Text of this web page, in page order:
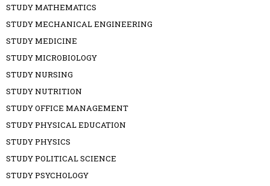
STUDY MATHEMATICS
STUDY MECHANICAL ENGINEERING
STUDY MEDICINE
STUDY MICROBIOLOGY
STUDY NURSING
STUDY NUTRITION
STUDY OFFICE MANAGEMENT
STUDY PHYSICAL EDUCATION
STUDY PHYSICS
STUDY POLITICAL SCIENCE
STUDY PSYCHOLOGY